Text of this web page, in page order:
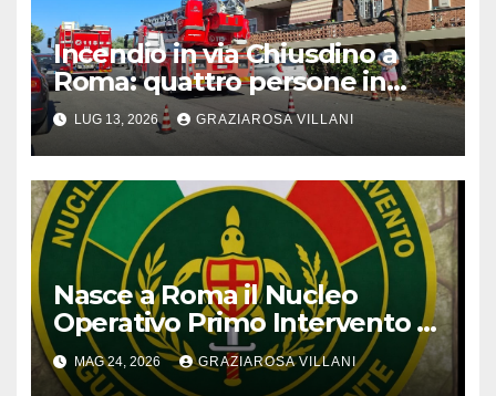
Incendio in via Chiusdino a
Roma: quattro persone in
ospedale per accertamenti
dopo inalazione fumo
LUG 13, 2026 GRAZIAROSA VILLANI
Nasce a Roma il Nucleo
Operativo Primo Intervento di
Fare Ambiente contro illeciti
che coinvolgono animali
MAG 24, 2026 GRAZIAROSA VILLANI